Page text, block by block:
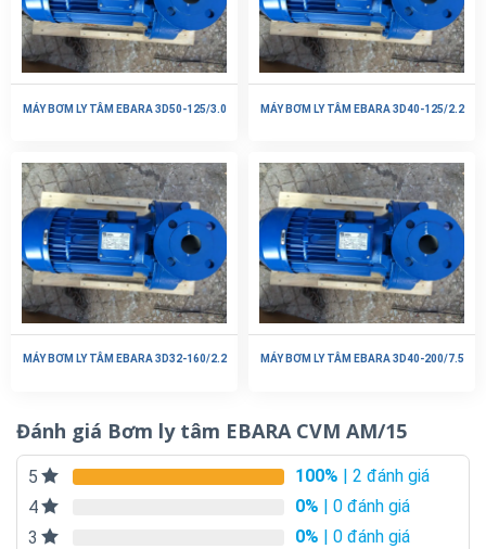
MÁY BƠM LY TÂM EBARA 3D50-125/3.0 MÁY BƠM LY TÂM EBARA 3D40-125/2.2
MÁY BƠM LY TÂM EBARA 3D32-160/2.2 MÁY BƠM LY TÂM EBARA 3D40-200/7.5
Đánh giá Bơm ly tâm EBARA CVM AM/15
5 100% | 2 đánh giá
4
0% | 0 đánh giá
3
0% | 0 đánh giá